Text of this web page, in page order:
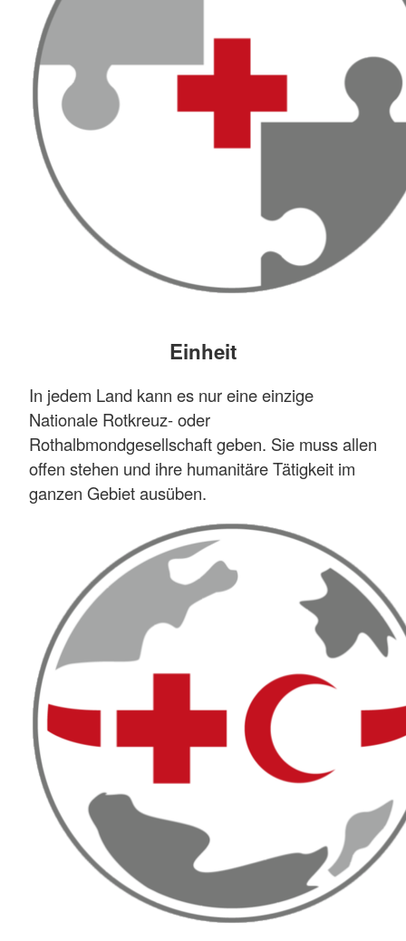
Einheit
In jedem Land kann es nur eine einzige
Nationale Rotkreuz- oder
Rothalbmondgesellschaft geben. Sie muss allen
offen stehen und ihre humanitäre Tätigkeit im
ganzen Gebiet ausüben.